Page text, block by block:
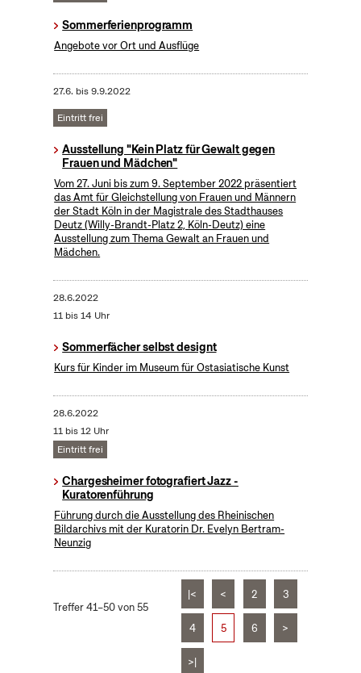
Sommerferienprogramm
Angebote vor Ort und Ausflüge
27.6. bis9.9.2022
Eintritt frei
Ausstellung "Kein Platz für Gewalt gegen
Frauen und Mädchen"
Vom 27. Juni bis zum 9. September 2022 präsentiert
das Amt für Gleichstellung von Frauen und Männern
der Stadt Köln in der Magistrale des Stadthauses
Deutz (Willy-Brandt-Platz 2, Köln-Deutz) eine
Ausstellung zum Thema Gewalt an Frauen und
Mädchen.
28.6.2022
11 bis 14 Uhr
Sommerfächer selbst designt
Kurs für Kinder im Museum für Ostasiatische Kunst
28.6.2022
11 bis 12 Uhr
Eintritt frei
Chargesheimer fotografiert Jazz -
Kuratorenführung
Führung durch die Ausstellung des Rheinischen
Bildarchivs mit der Kuratorin Dr. Evelyn Bertram-
Neunzig
Treffer 41–50 von 55
|< < 2 3
4 5 6 >
>|